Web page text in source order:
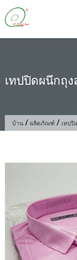
ข้าม
ไป
เนื้อหา
เทปปิดผนึกถุง
บ้าน / ผลิตภัณฑ์ / เทปปิ